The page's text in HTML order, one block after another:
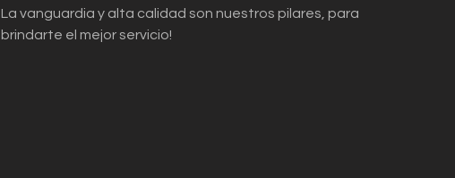
La vanguardia y alta calidad son nuestros pilares, para
brindarte el mejor servicio!